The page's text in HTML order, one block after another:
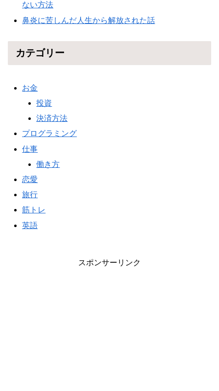
ない方法
鼻炎に苦しんだ人生から解放された話
カテゴリー
お金
投資
決済方法
プログラミング
仕事
働き方
恋愛
旅行
筋トレ
英語
スポンサーリンク